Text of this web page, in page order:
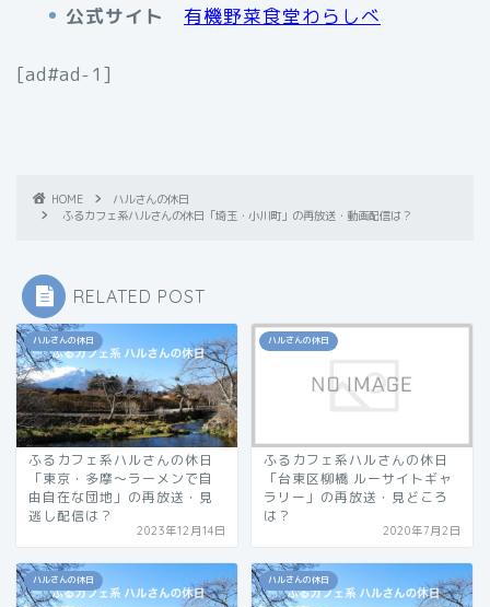
公式サイト 有機野菜食堂わらしべ
[ad#ad-1]
HOME
ハルさんの休日
ふるカフェ系ハルさんの休日「埼玉・小川町」の再放送・動画配信は？
RELATED POST
ハルさんの休日
ふるカフェ系ハルさんの休日
「東京・多摩〜ラーメンで自
由自在な団地」の再放送・見
逃し配信は？
2023年12月14日
ハルさんの休日
ふるカフェ系ハルさんの休日
「台東区柳橋 ルーサイトギャ
ラリー」の再放送・見どころ
は？
2020年7月2日
ハルさんの休日 ハルさんの休日